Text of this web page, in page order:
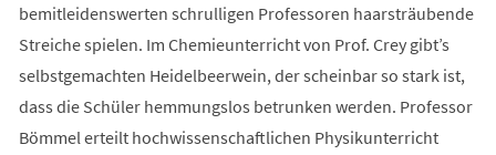
bemitleidenswerten schrulligen Professoren haarsträubende
Streiche spielen. Im Chemieunterricht von Prof. Crey gibt’s
selbstgemachten Heidelbeerwein, der scheinbar so stark ist,
dass die Schüler hemmungslos betrunken werden. Professor
Bömmel erteilt hochwissenschaftlichen Physikunterricht